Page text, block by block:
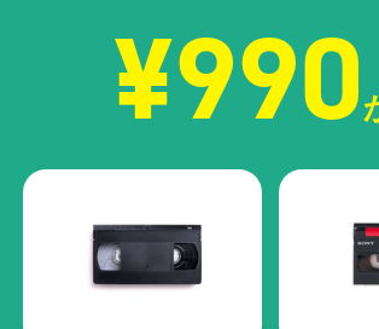
¥990